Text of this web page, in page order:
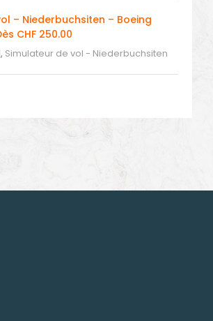
– Niederbuchsiten – Boeing
CHF 250.00
, Simulateur de vol - Niederbuchsiten